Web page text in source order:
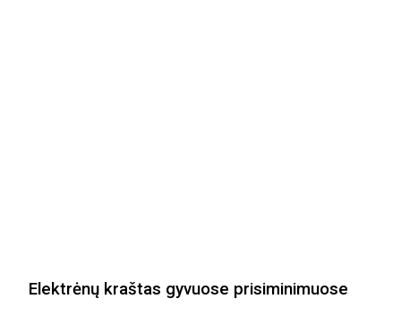
Elektrėnų kraštas gyvuose prisiminimuose